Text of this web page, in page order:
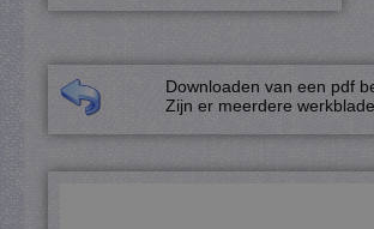
Downloaden van een pdf
Zijn er meerdere